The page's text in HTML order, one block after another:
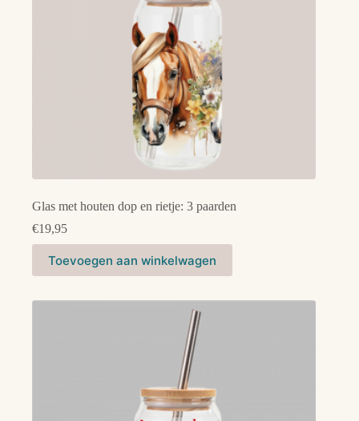
Glas met houten dop en rietje: 3 paarden
€19,95
Toevoegen aan winkelwagen